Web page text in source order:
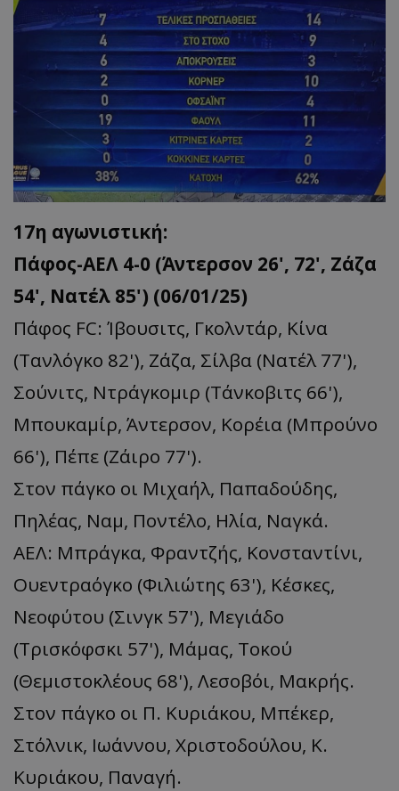
17η αγωνιστική:
Πάφος-ΑΕΛ 4-0 (Άντερσον 26', 72', Ζάζα
54', Νατέλ 85') (06/01/25)
Πάφος FC: Ίβουσιτς, Γκολντάρ, Κίνα
(Τανλόγκο 82'), Ζάζα, Σίλβα (Νατέλ 77'),
Σούνιτς, Ντράγκομιρ (Τάνκοβιτς 66'),
Μπουκαμίρ, Άντερσον, Κορέια (Μπρούνο
66'), Πέπε (Ζάιρο 77').
Στον πάγκο οι Μιχαήλ, Παπαδούδης,
Πηλέας, Ναμ, Ποντέλο, Ηλία, Ναγκά.
ΑΕΛ: Μπράγκα, Φραντζής, Κονσταντίνι,
Ουεντραόγκο (Φιλιώτης 63'), Κέσκες,
Νεοφύτου (Σινγκ 57'), Μεγιάδο
(Τρισκόφσκι 57'), Μάμας, Τοκού
(Θεμιστοκλέους 68'), Λεσοβόι, Μακρής.
Στον πάγκο οι Π. Κυριάκου, Μπέκερ,
Στόλνικ, Ιωάννου, Χριστοδούλου, Κ.
Κυριάκου, Παναγή.